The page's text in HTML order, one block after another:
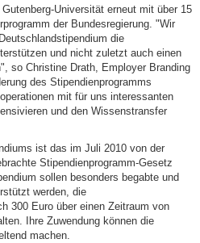
Universität erneut mit über 15
der Bundesregierung. "Wir
die
und nicht zuletzt auch einen
so Christine Drath, Employer Branding
des Stipendienprogramms
mit für uns interessanten
und den Wissenstransfer
ist das im Juli 2010 von der
Stipendienprogramm-Gesetz
sollen besonders begabte und
werden, die
300 Euro über einen Zeitraum von
Ihre Zuwendung können die
machen.